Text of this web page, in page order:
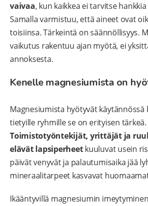
vaivaa, kun kaikkea ei tarvitse
Samalla varmistuu, että aineet ovat
toisiinsa. Tärkeintä on säännöllisyys.
vaikutus rakentuu ajan myötä, ei
annoksesta.
Kenelle magnesiumista on
Magnesiumista hyötyvät käytännössä
tietyille ryhmille se on erityisen tärkeä.
Toimistotyöntekijät, yrittäjät ja
elävät lapsiperheetkuuluvat usein
päivät venyvät ja palautumisaika jää
mineraalitarpeet kasvavat
Ikääntyvillä magnesiumin